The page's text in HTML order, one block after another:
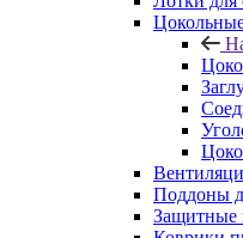
Поддоны
Защитные